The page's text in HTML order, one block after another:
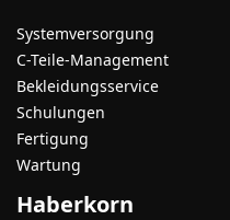
Systemversorgung
C-Teile-Management
Bekleidungsservice
Schulungen
Fertigung
Wartung
Haberkorn